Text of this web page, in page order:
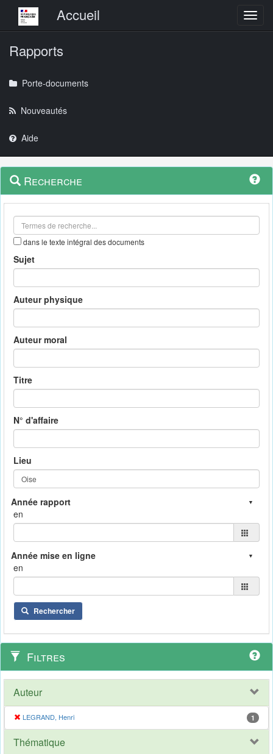
Menu principalAccueil
Rapports
Porte-documents
Nouveautés
Aide
Navigation
outils
Menu
contextuel
Recherche
dans le texte intégral des documents
Sujet
Auteur physique
Auteur moral
Titre
N° d'affaire
Lieu
en
en
Rechercher
Filtres
Auteur
LEGRAND, Henri 1
Thématique